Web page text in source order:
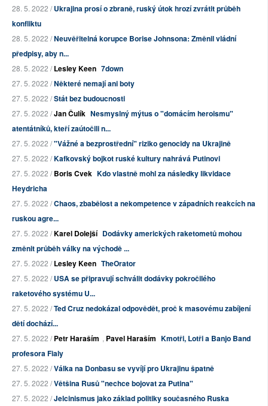
28. 5. 2022 /Ukrajina prosí o zbraně, ruský útok hrozí zvrátit průběh
konfliktu
28. 5. 2022 /Neuvěřitelná korupce Borise Johnsona: Změnil vládní
předpisy, aby n...
28. 5. 2022 /Lesley Keen 7down
27. 5. 2022 /Některé nemají ani boty
27. 5. 2022 /Stát bez budoucnosti
27. 5. 2022 /Jan Čulík Nesmyslný mýtus o "domácím heroismu"
atentátníků, kteří zaútočili n...
27. 5. 2022 /"Vážné a bezprostřední" riziko genocidy na Ukrajině
27. 5. 2022 /Kafkovský bojkot ruské kultury nahrává Putinovi
27. 5. 2022 /Boris Cvek Kdo vlastně mohl za následky likvidace
Heydricha
27. 5. 2022 /Chaos, zbabělost a nekompetence v západních reakcích na
ruskou agre...
27. 5. 2022 /Karel Dolejší Dodávky amerických raketometů mohou
změnit průběh války na východě ...
27. 5. 2022 /Lesley Keen TheOrator
27. 5. 2022 /USA se připravují schválit dodávky pokročilého
raketového systému U...
27. 5. 2022 /Ted Cruz nedokázal odpovědět, proč k masovému zabíjení
dětí dochází...
27. 5. 2022 /Petr Haraším , Pavel Haraším Kmotři, Lotři a Banjo Band
profesora Fialy
27. 5. 2022 /Válka na Donbasu se vyvíjí pro Ukrajinu špatně
27. 5. 2022 /Většina Rusů "nechce bojovat za Putina"
27. 5. 2022 /Jelcinismus jako základ politiky současného Ruska